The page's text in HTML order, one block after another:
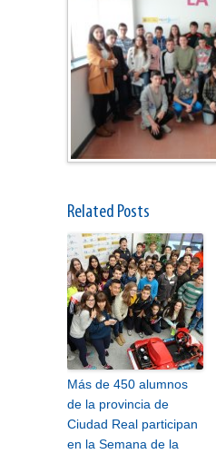
Related Posts
Más de 450 alumnos
de la provincia de
Ciudad Real participan
en la Semana de la